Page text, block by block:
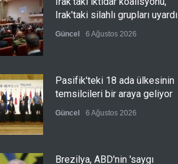
Irak'taki silahlı grupları uyardı
Güncel 6 Ağustos 2026
Pasifik'teki 18 ada ülkesinin
temsilcileri bir araya geliyor
Güncel 6 Ağustos 2026
Brezilya, ABD'nin 'saygı